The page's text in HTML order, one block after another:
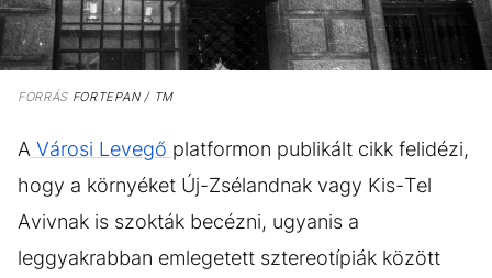
FORRÁSFORTEPAN / TM
A Városi Levegő platformon publikált cikk felidézi,
hogy a környéket Új-Zsélandnak vagy Kis-Tel
Avivnak is szokták becézni, ugyanis a
leggyakrabban emlegetett sztereotípiák között